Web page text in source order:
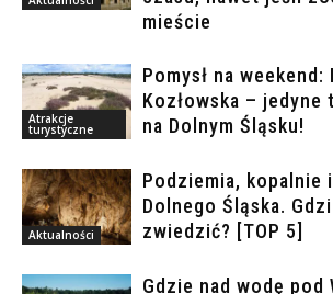
mieście
Atrakcje
turystyczne
Pomysł na weekend:
Kozłowska – jedyne
na Dolnym Śląsku!
Aktualności
Podziemia, kopalnie
Dolnego Śląska.
zwiedzić? [TOP 5]
Gdzie nad wodę pod